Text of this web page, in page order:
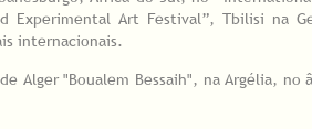
Experimental Art Festival”, Tbilisi na
internacionais.
Alger "Boualem Bessaih", na Argélia, no